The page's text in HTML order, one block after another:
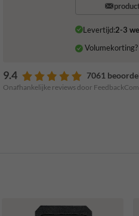
Levertijd:2-3
9.4 7061
Onafhankelijke reviews door